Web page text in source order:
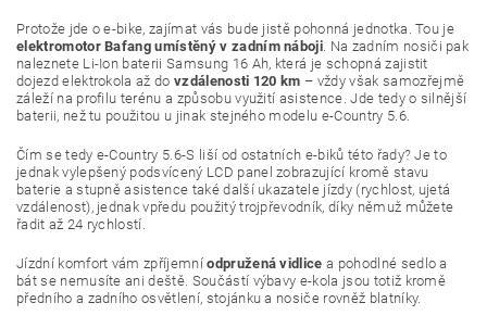
Protože jde o e-bike, zajímat vás bude jistě pohonná jednotka. Tou je
elektromotor Bafang umístěný v zadním náboji. Na zadním nosiči pak
naleznete Li-Ion baterii Samsung 16 Ah, která je schopná zajistit
dojezd elektrokola až dovzdálenosti 120 km – vždy však samozřejmě
záleží na profilu terénu a způsobu využití asistence. Jde tedy o silnější
baterii, než tu použitou u jinak stejného modelu e-Country 5.6.
Čím se tedy e-Country 5.6-S liší od ostatních e-biků této řady? Je to
jednak vylepšený podsvícený LCD panel zobrazující kromě stavu
baterie a stupně asistence také další ukazatele jízdy (rychlost, ujetá
vzdálenost), jednak vpředu použitý trojpřevodník, díky němuž můžete
řadit až 24 rychlostí.
Jízdní komfort vám zpříjemníodpružená vidlice a pohodlné sedlo a
bát se nemusíte ani deště. Součástí výbavy e-kola jsou totiž kromě
předního a zadního osvětlení, stojánku a nosiče rovněž blatníky.